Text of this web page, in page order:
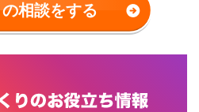
相談をする